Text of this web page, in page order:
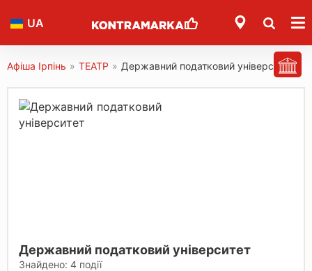
UA
Афіша Ірпінь » ТЕАТР » Державний податковий університет
Державний податковий університет
Знайдено: 4 події